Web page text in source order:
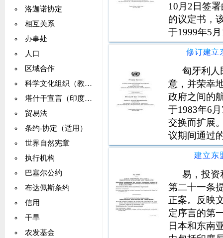
洛迦诺协定
相互关系
办事处
人口
区域合作
科学文化组织（教科文组织）
塔什干宣言（印度：巴基斯坦）
贸易法
条约-协定（适用）
世界自然宪章
执行机构
巴塞尔公约
布达佩斯条约
信用
干旱
农发基金
10月2日签
的议定书，
于1999年5
匈牙利人
意，并荣幸
政府之间的
于1983年6
交换而扩展
议期间通过
构成对该公
约第二条的
编》，第一
款的规定将
经济共同体
题和对国际
4段中提到
建立东
易，投资
第二十一条
正案。反映
定序言的第
日本和东南